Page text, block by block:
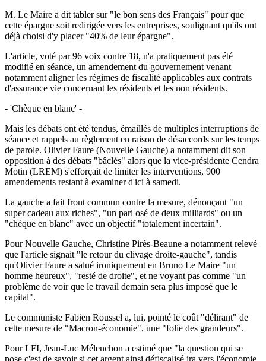
M. Le Maire a dit tabler sur "le bon sens des Français" pour que
cette épargne soit redirigée vers les entreprises, soulignant qu'ils ont
déjà choisi d'y placer "40% de leur épargne".
L'article, voté par 96 voix contre 18, n'a pratiquement pas été
modifié en séance, un amendement du gouvernement venant
notamment aligner les régimes de fiscalité applicables aux contrats
d'assurance vie concernant les résidents et les non résidents.
- 'Chèque en blanc' -
Mais les débats ont été tendus, émaillés de multiples interruptions de
séance et rappels au règlement en raison de désaccords sur les temps
de parole. Olivier Faure (Nouvelle Gauche) a notamment dit son
opposition à des débats "bâclés" alors que la vice-présidente Cendra
Motin (LREM) s'efforçait de limiter les interventions, 900
amendements restant à examiner d'ici à samedi.
La gauche a fait front commun contre la mesure, dénonçant "un
super cadeau aux riches", "un pari osé de deux milliards" ou un
"chèque en blanc" avec un objectif "totalement incertain".
Pour Nouvelle Gauche, Christine Pirès-Beaune a notamment relevé
que l'article signait "le retour du clivage droite-gauche", tandis
qu'Olivier Faure a salué ironiquement en Bruno Le Maire "un
homme heureux", "resté de droite", et ne voyant pas comme "un
problème de voir que le travail demain sera plus imposé que le
capital".
Le communiste Fabien Roussel a, lui, pointé le coût "délirant" de
cette mesure de "Macron-économie", une "folie des grandeurs".
Pour LFI, Jean-Luc Mélenchon a estimé que "la question qui se
pose c'est de savoir si cet argent ainsi défiscalisé ira vers l'économie